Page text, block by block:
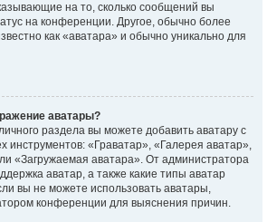
на то, сколько сообщений вы
на конференции. Другое, обычно более
как «аватара» и обычно уникально для
аватары?
раздела вы можете добавить аватару с
инструментов: «Граватар», «Галерея аватар»,
«Загружаемая аватара». От администратора
аватар, а также какие типы аватар
вы не можете использовать аватары,
конференции для выяснения причин.